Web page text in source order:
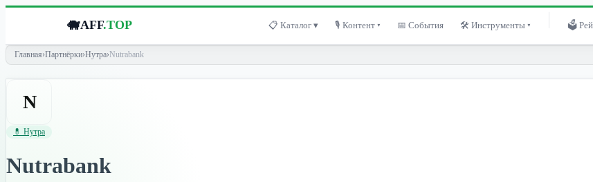
🐗AFF.TOP 📋 Каталог ▾ 🎙 Контент ▾ 📅 События 🛠 Инструменты ▾ 🗳
Главная›Партнёрки›Нутра› Nutrabank
N
💊 Нутра
Nutrabank